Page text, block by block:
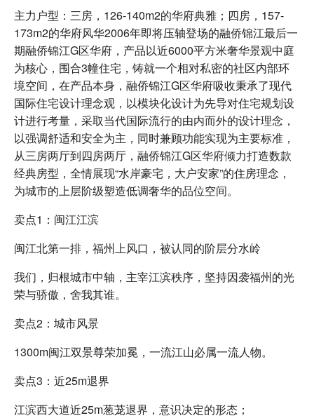
主力户型：三房，126-140m2的华府典雅；四房，157-
173m2的华府风华2006年即将压轴登场的融侨锦江最后一
期融侨锦江G区华府，产品以近6000平方米奢华景观中庭
为核心，围合3幢住宅，铸就一个相对私密的社区内部环
境空间，在产品本身，融侨锦江G区华府吸收秉承了现代
国际住宅设计理念观，以模块化设计为先导对住宅规划设
计进行考量，采取当代国际流行的由内而外的设计理念，
以强调舒适和安全为主，同时兼顾功能实现为主要标准，
从三房两厅到四房两厅，融侨锦江G区华府倾力打造数款
经典房型，全情展现“水岸豪宅，大户安家”的住房理念，
为城市的上层阶级塑造低调奢华的品位空间。
卖点1：闽江江滨
闽江北第一排，福州上风口，被认同的阶层分水岭
我们，归根城市中轴，主宰江滨秩序，坚持因袭福州的光
荣与骄傲，舍我其谁。
卖点2：城市风景
1300m闽江双景尊荣加冕，一流江山必属一流人物。
卖点3：近25m退界
江滨西大道近25m葱茏退界，意识决定的形态；